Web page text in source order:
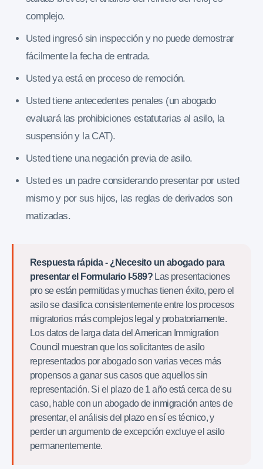
complejo.
Usted ingresó sin inspección y no puede demostrar
fácilmente la fecha de entrada.
Usted ya está en proceso de remoción.
Usted tiene antecedentes penales (un abogado
evaluará las prohibiciones estatutarias al asilo, la
suspensión y la CAT).
Usted tiene una negación previa de asilo.
Usted es un padre considerando presentar por usted
mismo y por sus hijos, las reglas de derivados son
matizadas.
Respuesta rápida - ¿Necesito un abogado para
presentar el Formulario I-589? Las presentaciones
pro se están permitidas y muchas tienen éxito, pero el
asilo se clasifica consistentemente entre los procesos
migratorios más complejos legal y probatoriamente.
Los datos de larga data del American Immigration
Council muestran que los solicitantes de asilo
representados por abogado son varias veces más
propensos a ganar sus casos que aquellos sin
representación. Si el plazo de 1 año está cerca de su
caso, hable con un abogado de inmigración antes de
presentar, el análisis del plazo en sí es técnico, y
perder un argumento de excepción excluye el asilo
permanentemente.